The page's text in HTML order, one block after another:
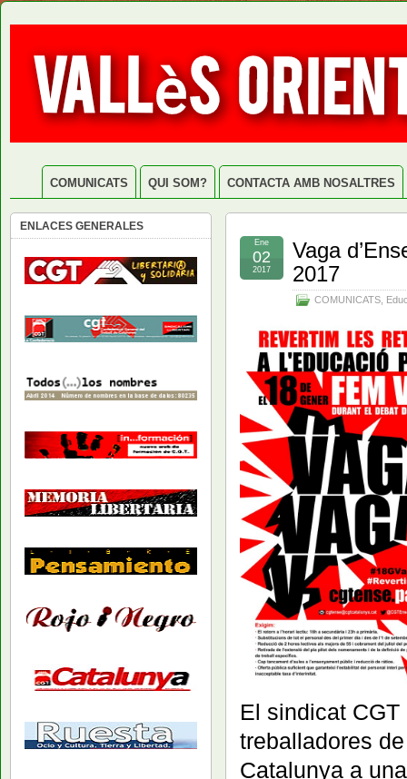
COMUNICATS QUI SOM? CONTACTA AMB NOSALTRES
Vaga
2017
COMUNICATS
Ene
02
2017
El sindicat
treballadores
Catalunya a
ENLACES GENERALES